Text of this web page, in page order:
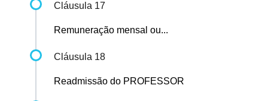
Cláusula 17
Remuneração mensal ou...
Cláusula 18
Readmissão do PROFESSOR